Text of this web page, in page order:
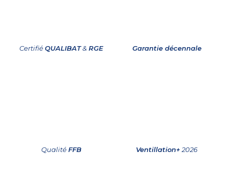
CertifiéQUALIBAT& RGE Garantie décennale
QualitéFFB Ventillation+ 2026